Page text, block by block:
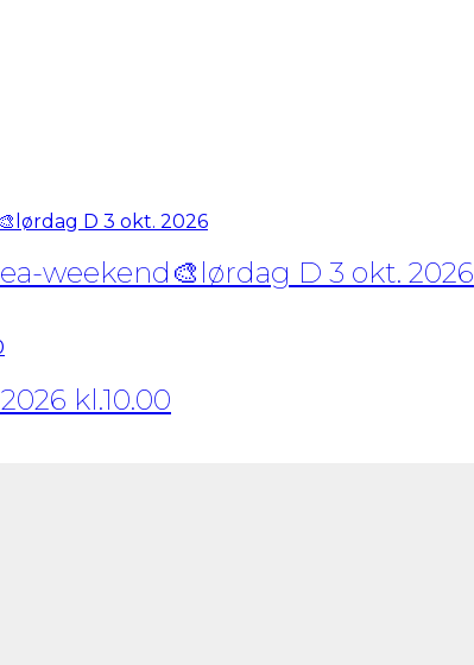
weekend🎨lørdag D 3 okt. 2026
kl.10.00